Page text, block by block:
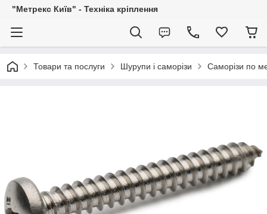
"Метрекс Київ" - Техніка кріплення
Товари та послуги Шурупи і саморізи Саморізи по